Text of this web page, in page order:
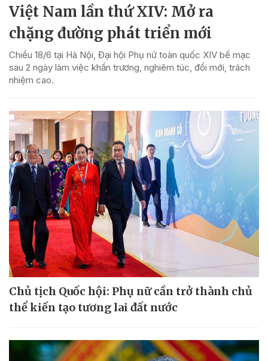
Việt Nam lần thứ XIV: Mở ra
chặng đường phát triển mới
Chiều 18/6 tại Hà Nội, Đại hội Phụ nữ toàn quốc XIV bế mạc
sau 2 ngày làm việc khẩn trương, nghiêm túc, đổi mới, trách
nhiệm cao.
Chủ tịch Quốc hội: Phụ nữ cần trở thành chủ
thể kiến tạo tương lai đất nước